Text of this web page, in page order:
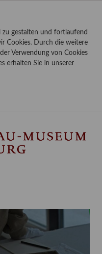
gestalten und fortlaufend
Cookies. Durch die weitere
Verwendung von Cookies
erhalten Sie in unserer